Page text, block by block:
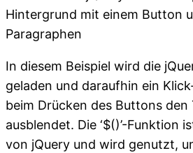
In diesem Beispiel wird die
geladen und daraufhin ein
beim Drücken des Buttons den
ausblendet. Die ‘$()’-Funktion
von jQuery und wird genutzt,